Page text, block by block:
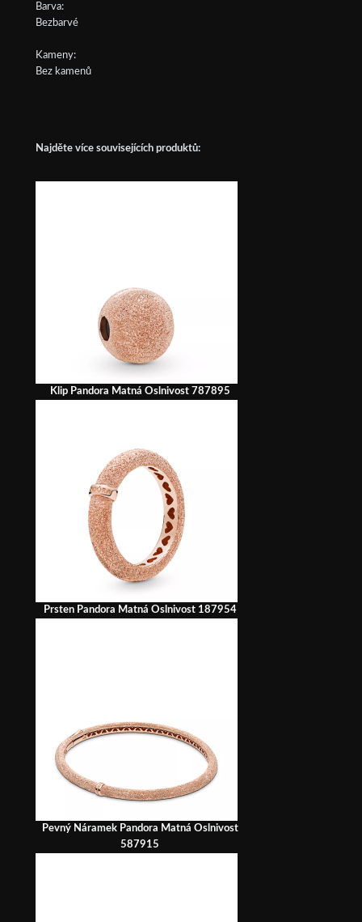
Barva:
Bezbarvé
Kameny:
Bez kamenů
Najděte více souvisejících produktů:
Klip Pandora Matná Oslnivost 787895
Prsten Pandora Matná Oslnivost 187954
Pevný Náramek Pandora Matná Oslnivost
587915